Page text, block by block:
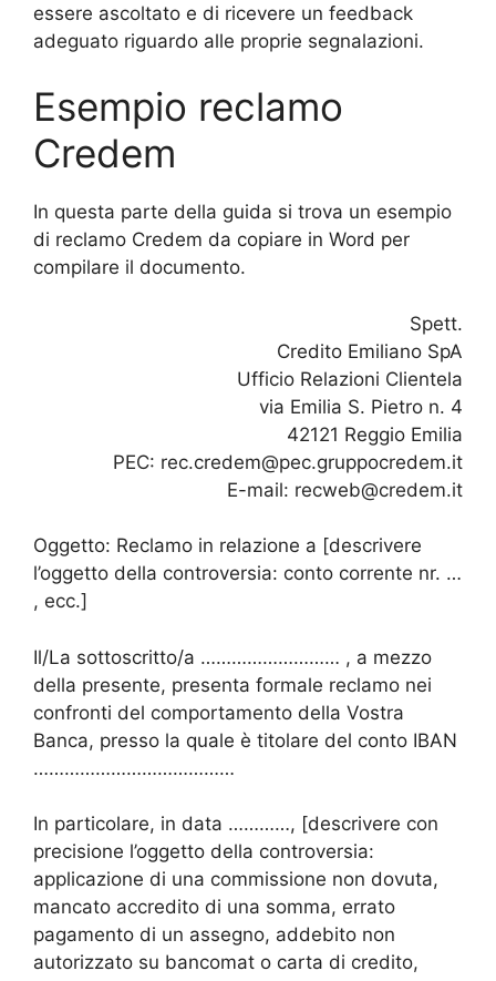
essere ascoltato e di ricevere un feedback
adeguato riguardo alle proprie segnalazioni.
Esempio reclamo
Credem
In questa parte della guida si trova un esempio
di reclamo Credem da copiare in Word per
compilare il documento.
Spett.
Credito Emiliano SpA
Ufficio Relazioni Clientela
via Emilia S. Pietro n. 4
42121 Reggio Emilia
PEC: rec.credem@pec.gruppocredem.it
E-mail: recweb@credem.it
Oggetto: Reclamo in relazione a [descrivere
l’oggetto della controversia: conto corrente nr. …
, ecc.]
Il/La sottoscritto/a ……………………… , a mezzo
della presente, presenta formale reclamo nei
confronti del comportamento della Vostra
Banca, presso la quale è titolare del conto IBAN
…………………………………
In particolare, in data …………, [descrivere con
precisione l’oggetto della controversia:
applicazione di una commissione non dovuta,
mancato accredito di una somma, errato
pagamento di un assegno, addebito non
autorizzato su bancomat o carta di credito,